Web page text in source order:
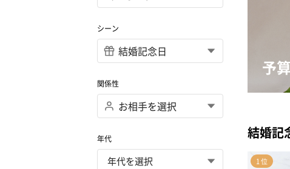
シーン
関係性
年代
予
結婚記